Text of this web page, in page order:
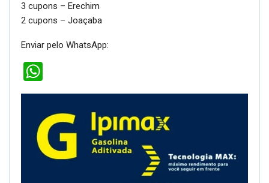
3 cupons – Erechim
2 cupons – Joaçaba
Enviar pelo WhatsApp: